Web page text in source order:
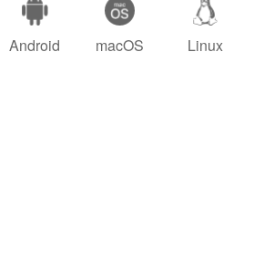
Android macOS Linux